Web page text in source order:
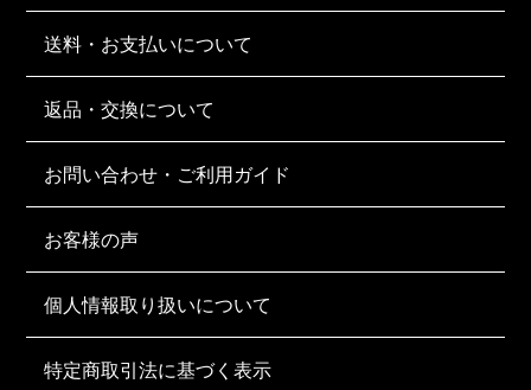
送料・お支払いについて
返品・交換について
お問い合わせ・ご利用ガイド
お客様の声
個人情報取り扱いについて
特定商取引法に基づく表示